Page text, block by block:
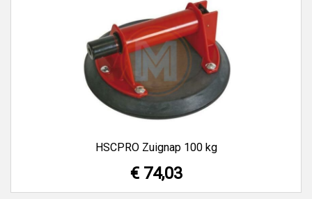
HSCPRO Zuignap 100 kg
€ 74,03